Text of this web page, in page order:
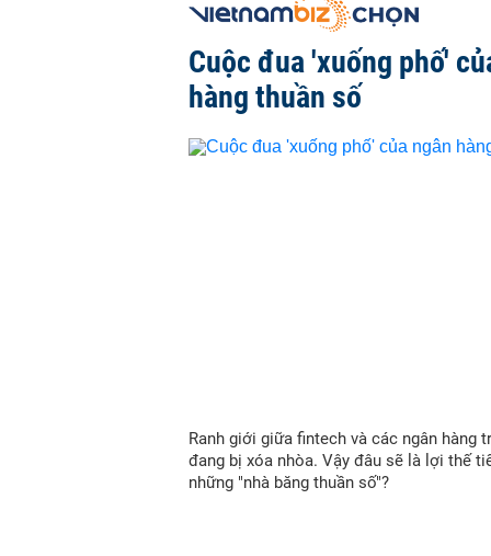
Cuộc đua 'xuống phố'
hàng thuần số
Ranh giới giữa fintech và các ngân hàng
đang bị xóa nhòa. Vậy đâu sẽ là lợi thế
những "nhà băng thuần số"?